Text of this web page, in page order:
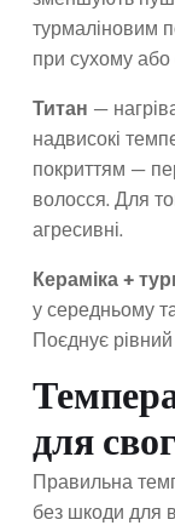
турмаліновим
при сухому
Титан —
надвисокі
покриттям —
волосся. Для
агресивні.
Кераміка +
у середньому
Поєднує рівний
для
Правильна
без шкоди для